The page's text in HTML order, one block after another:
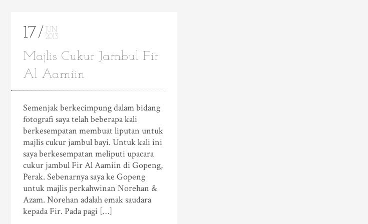
17
JUN
2013
Majlis Cukur Jambul Fir
Al Aamiin
Semenjak berkecimpung dalam bidang
fotografi saya telah beberapa kali
berkesempatan membuat liputan untuk
majlis cukur jambul bayi. Untuk kali ini
saya berkesempatan meliputi upacara
cukur jambul Fir Al Aamiin di Gopeng,
Perak. Sebenarnya saya ke Gopeng
untuk majlis perkahwinan Norehan &
Azam. Norehan adalah emak saudara
kepada Fir. Pada pagi […]